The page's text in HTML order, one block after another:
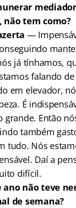
não tem como?
—
já tínhamos,
falando
em elevador,
É
grande. Então
também
tudo. Nós
Daí a
difícil.
ano não teve
de semana?